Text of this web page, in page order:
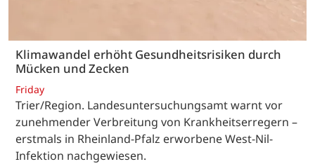
Klimawandel erhöht Gesundheitsrisiken durch
Mücken und Zecken
Friday
Trier/Region. Landesuntersuchungsamt warnt vor
zunehmender Verbreitung von Krankheitserregern –
erstmals in Rheinland-Pfalz erworbene West-Nil-
Infektion nachgewiesen.